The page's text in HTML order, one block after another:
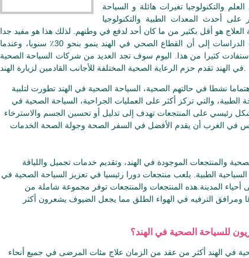
والتكنولوجيا تغيرات هائلة و السياحة
على أحدث المعدات الطبية والتكنولوجيا
العلاج هو أقل بكثير من ما كان أحد لدفع في وطنهم. لذلك هذا هو مفيد جدا
للأشخاص الذين يأتون لزيارة الهند. وقد أشارت الدراسات إلى أن القطاع الصحي في الهند ينمو بنحو 30٪ سنويا، وعندما
كثيرا من هذا. اليوم سوف تجد العديد من شركات السياحة الصحية
نشطا في حالتهم الصحية، السياحة الصحية في الهند تطورت لتلبية
والتي تركز أكثر على العمليات الجراحية، السياحة الصحية في
رئيسي على المنتجعات تهدف إلى تدليل أو تحسين الجسم والاسترخاء
في الغرب أن يقدم الأفضل في السفر الصحة وجولة الصحة الخدمات
والمنتجعات الموجودة في الهند، وتقديم خدمات تجميل واللياقة
الطبية. يلعب منتجعات دورا رئيسيا في تعزيز السياحة الصحية في
أحياء المدينة.هذه المنتجعات والمنتجعات توفر مجموعة شاملة من
ومرافق الترفيه في الهواء الطلق مما يجعل الضيوف يشعرون أكثر
في الهند أكثر من عقد من الزمان علاج مئات المرضى في جميع أنحاء